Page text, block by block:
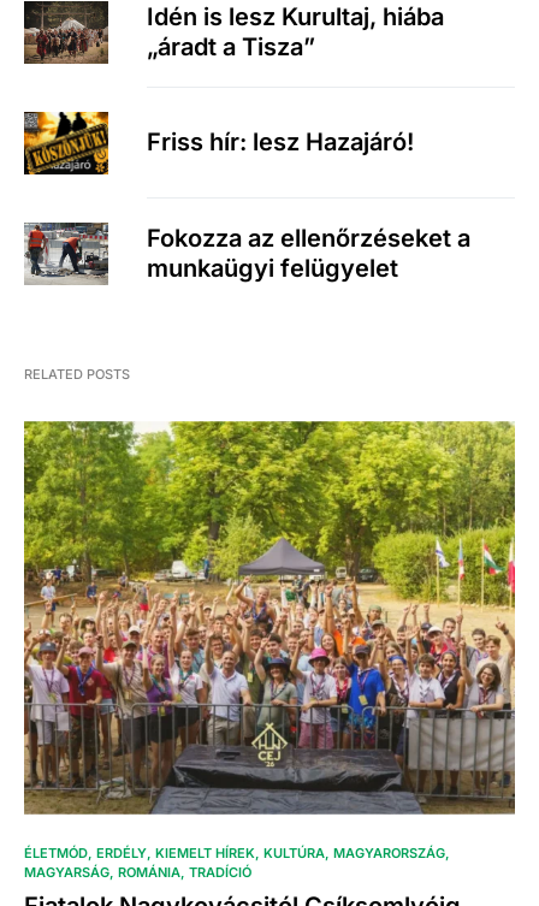
Idén is lesz Kurultaj, hiába
„áradt a Tisza”
Friss hír: lesz Hazajáró!
Fokozza az ellenőrzéseket a
munkaügyi felügyelet
RELATED POSTS
ÉLETMÓD ERDÉLY KIEMELT HÍREK KULTÚRA MAGYARORSZÁG
MAGYARSÁG ROMÁNIA TRADÍCIÓ